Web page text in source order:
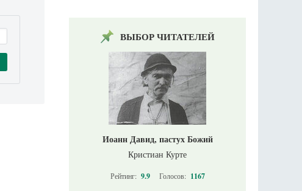
ВЫБОР ЧИТАТЕЛЕЙ
Иоанн Давид, пастух Божий
Кристиан Курте
Рейтинг: 9.9 Голосов: 1167